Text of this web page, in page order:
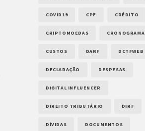
COVID19 CPF CRÉDITO
CRIPTOMOEDAS CRONOGRAMA
CUSTOS DARF DCTFWEB
DECLARAÇÃO DESPESAS
DIGITAL INFLUENCER
DIREITO TRIBUTÁRIO DIRF
DÍVIDAS DOCUMENTOS